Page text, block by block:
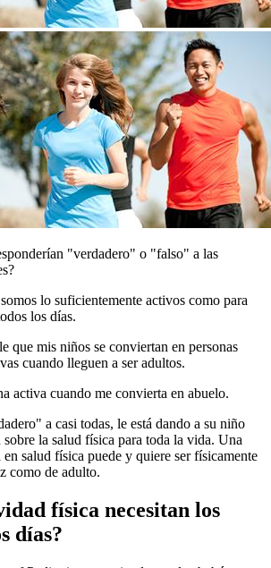
"verdadero" o "falso" a las
lo suficientemente activos como para
los días.
que mis niños se conviertan en personas
cuando lleguen a ser adultos.
activa cuando me convierta en abuelo.
a casi todas, le está dando a su niño
la salud física para toda la vida. Una
salud física puede y quiere ser físicamente
como de adulto.
física necesitan los
días?